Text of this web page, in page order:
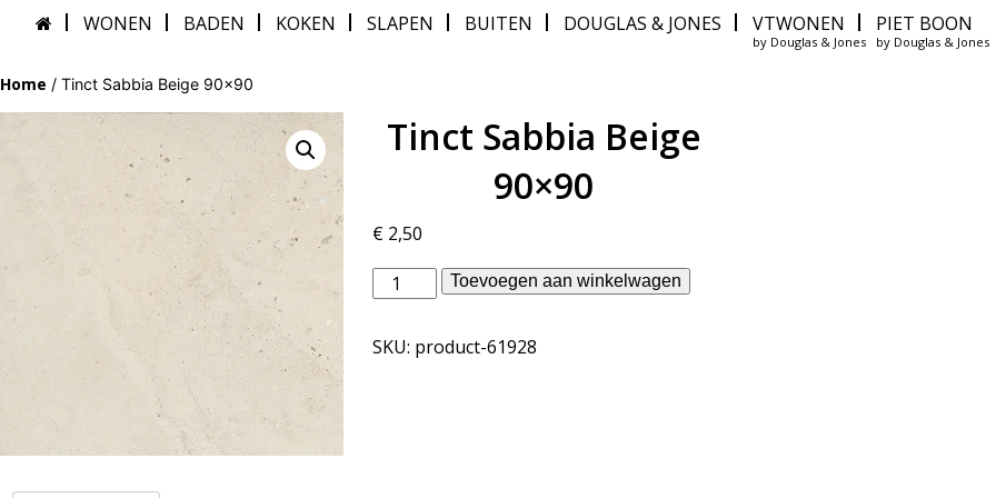
WONEN BADEN KOKEN SLAPEN BUITEN DOUGLAS & JONES VTWONEN
by Douglas & Jones
PIET BOON
by Douglas & Jones
Home / Tinct Sabbia Beige 90×90
Tinct Sabbia Beige
90×90
€2,50
Douglas
Jones
-
Toevoegen aan winkelwagen
SKU: product-61928